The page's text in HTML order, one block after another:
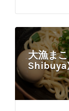
大漁ま